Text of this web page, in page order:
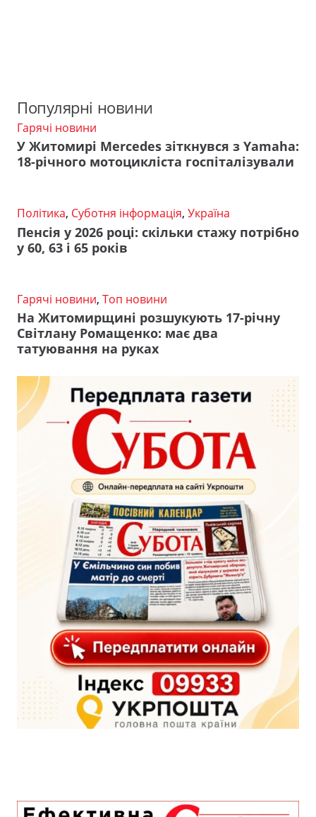
Популярні новини
Гарячі новини
У Житомирі Mercedes зіткнувся з Yamaha:
18-річного мотоцикліста госпіталізували
Політика, Суботня інформація, Україна
Пенсія у 2026 році: скільки стажу потрібно
у 60, 63 і 65 років
Гарячі новини, Топ новини
На Житомирщині розшукують 17-річну
Світлану Ромащенко: має два
татуювання на руках